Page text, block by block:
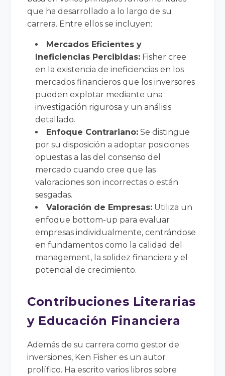
que ha desarrollado a lo largo de su
carrera. Entre ellos se incluyen:
Mercados Eficientes y
Ineficiencias Percibidas: Fisher cree
en la existencia de ineficiencias en los
mercados financieros que los inversores
pueden explotar mediante una
investigación rigurosa y un análisis
detallado.
Enfoque Contrariano: Se distingue
por su disposición a adoptar posiciones
opuestas a las del consenso del
mercado cuando cree que las
valoraciones son incorrectas o están
sesgadas.
Valoración de Empresas: Utiliza un
enfoque bottom-up para evaluar
empresas individualmente, centrándose
en fundamentos como la calidad del
management, la solidez financiera y el
potencial de crecimiento.
Contribuciones Literarias
y Educación Financiera
Además de su carrera como gestor de
inversiones, Ken Fisher es un autor
prolífico. Ha escrito varios libros sobre